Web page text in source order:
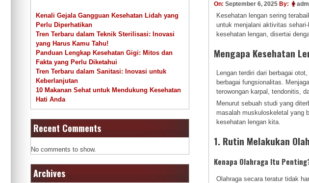
On: September 6, 2025 By:
Kesehatan lengan sering
untuk menjalani aktivitas
kesehatan lengan, disertai
Mengapa Kesehatan
Lengan terdiri dari berbagai
berbagai fungsionalitas.
terowongan karpal, tendonitis,
Menurut sebuah studi yang
masalah muskuloskeletal yang
kesehatan lengan kita.
1. Rutin Melakukan
Kenapa Olahraga Itu
Olahraga secara teratur tidak
Kenali Gejala Gangguan Kesehatan Lidah yang
Perlu Diperhatikan
Tren Terbaru dalam Teknik Sterilisasi: Inovasi
yang Harus Kamu Tahu!
Panduan Lengkap Kesehatan Gigi: Mitos dan
Fakta yang Perlu Diketahui
Tren Terbaru dalam Sanitasi: Inovasi untuk
Keberlanjutan
10 Makanan Sehat untuk Mendukung Kesehatan
Hati Anda
Recent Comments
No comments to show.
Archives